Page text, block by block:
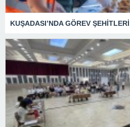
KUŞADASI’NDA GÖREV